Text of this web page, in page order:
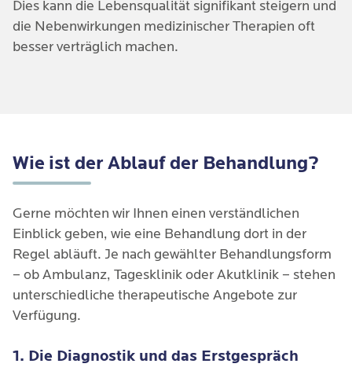
Dies kann die Lebensqualität signifikant steigern und
die Nebenwirkungen medizinischer Therapien oft
besser verträglich machen.
Wie ist der Ablauf der Behandlung?
Gerne möchten wir Ihnen einen verständlichen
Einblick geben, wie eine Behandlung dort in der
Regel abläuft. Je nach gewählter Behandlungsform
– ob Ambulanz, Tagesklinik oder Akutklinik – stehen
unterschiedliche therapeutische Angebote zur
Verfügung.
1. Die Diagnostik und das Erstgespräch